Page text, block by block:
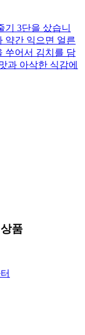
3단을 샀습니
약간 익으면 얼른
쑤어서 김치를 담
과 아삭한 식감에
품